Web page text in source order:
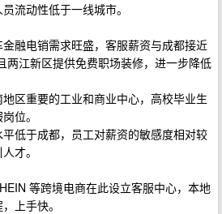
流动性低于一线城市。
融电销需求旺盛，客服薪资与成都接近
两江新区提供免费职场装修，进一步降低
区重要的工业和商业中心，高校毕业生
位。
低于成都，员工对薪资的敏感度相对较
才。
等跨境电商在此设立客服中心，本地
上手快。